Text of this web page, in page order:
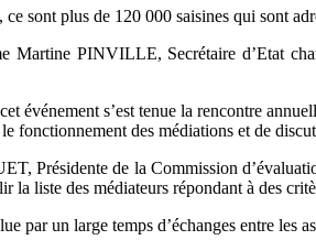
ce sont plus de 120 000 saisines qui sont
Martine PINVILLE, Secrétaire d’Etat
événement s’est tenue la rencontre
fonctionnement des médiations et de
Présidente de la Commission
la liste des médiateurs répondant à des
par un large temps d’échanges entre